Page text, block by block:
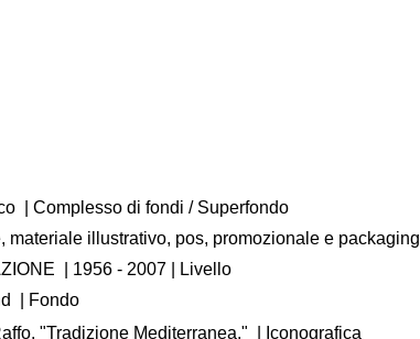
| Complesso di fondi / Superfondo
materiale illustrativo, pos, promozionale e packaging
1956 - 2007
| Livello
| Fondo
"Tradizione Mediterranea." | Iconografica